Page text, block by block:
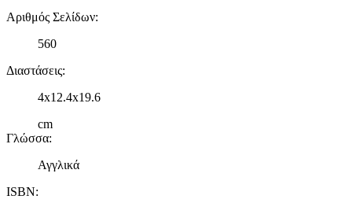
Αριθμός Σελίδων:
560
Διαστάσεις:
4x12.4x19.6
cm
Γλώσσα:
Αγγλικά
ISBN: